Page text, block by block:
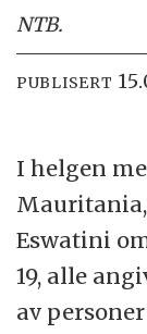
NTB.
PUBLISERT
I helgen
Eswatini
19, alle
av